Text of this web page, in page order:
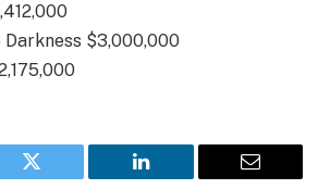
$3,000,000
Twitter LinkedIn Email